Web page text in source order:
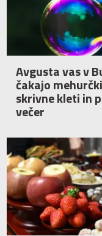
Avgusta vas v
čakajo
skrivne kleti in
večer